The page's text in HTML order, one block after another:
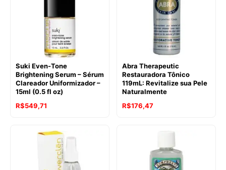
Suki Even-Tone
Brightening Serum – Sérum
Clareador Uniformizador –
15ml (0.5 fl oz)
R$549,71
Abra Therapeutic
Restauradora Tônico
119mL: Revitalize sua Pele
Naturalmente
R$176,47